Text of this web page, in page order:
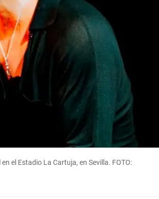
el Estadio La Cartuja, en Sevilla. FOTO: